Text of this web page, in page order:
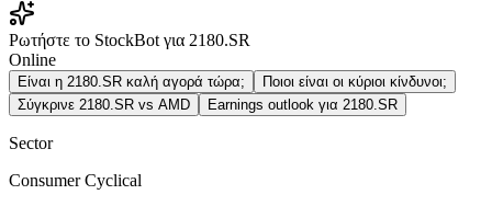
Ρωτήστε το StockBot για 2180.SR
Online
Είναι η 2180.SR καλή αγορά τώρα;
Ποιοι είναι οι κύριοι κίνδυνοι;
Σύγκρινε 2180.SR vs AMD
Earnings outlook για 2180.SR
Sector
Consumer Cyclical